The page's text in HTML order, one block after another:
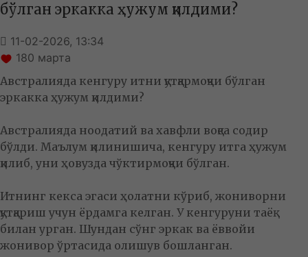
бўлган эркакка ҳужум қилдими?
11-02-2026, 13:34
180 марта
Австралияда кенгуру итни қутқармоқчи бўлган
эркакка ҳужум қилдими?
Австралияда ноодатий ва хавфли воқеа содир
бўлди. Маълум қилинишича, кенгуру итга ҳужум
қилиб, уни ҳовузда чўктирмоқчи бўлган.
Итнинг кекса эгаси ҳолатни кўриб, жониворни
қутқариш учун ёрдамга келган. У кенгуруни таёқ
билан урган. Шундан сўнг эркак ва ёввойи
жонивор ўртасида олишув бошланган.